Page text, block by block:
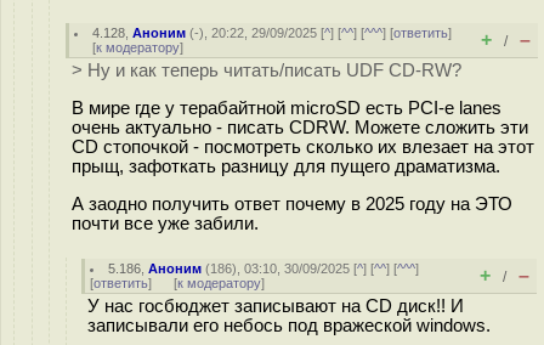
4.128 ,Аноним (-), 20:22, 29/09/2025 [^] [^^] [^^^] [ответить]
[к модератору] + / –
> Ну и как теперь читать/писать UDF CD-RW?
В мире где у терабайтной microSD есть PCI-e lanes
очень актуально - писать CDRW. Можете сложить эти
CD стопочкой - посмотреть сколько их влезает на этот
прыщ, зафоткать разницу для пущего драматизма.
А заодно получить ответ почему в 2025 году на ЭТО
почти все уже забили.
5.186 ,Аноним (186), 03:10, 30/09/2025 [^] [^^] [^^^]
[ответить] [к модератору] + / –
У нас госбюджет записывают на CD диск!! И
записывали его небось под вражеской windows.